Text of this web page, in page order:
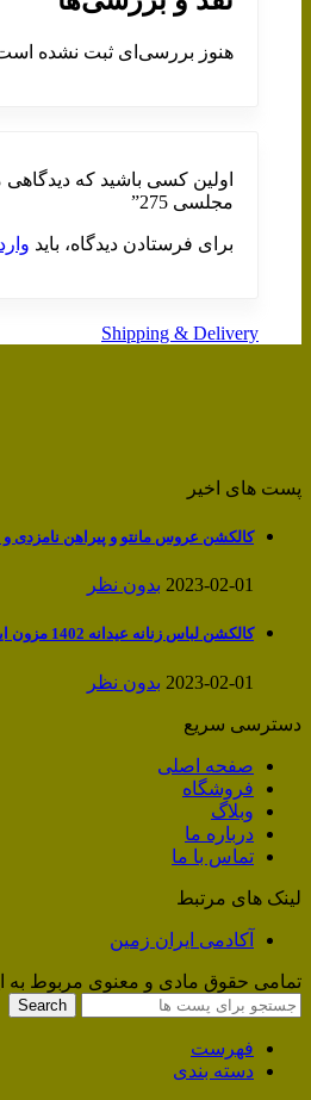
هنوز بررسی‌ای ثبت نشده
اولین کسی باشید که دیدگاهی
مجلسی 275”
برای فرستادن دیدگاه، باید
Shipping & Delivery
پست های اخیر
کالکشن عروس مانتو و پیراهن نامزدی
2023-02-01 بدون نظر
کالکشن لباس زنانه عیدانه 1402 مزون ایران زمین
2023-02-01 بدون نظر
دسترسی سریع
صفحه اصلی
فروشگاه
وبلاگ
درباره ما
تماس با ما
لینک های مرتبط
آکادمی ایران زمین
تمامی حقوق مادی و معنوی مربوط به
Search
فهرست
دسته بندی